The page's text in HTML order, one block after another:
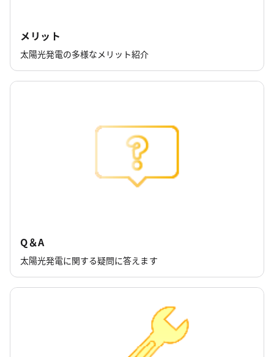
メリット
太陽光発電の多様なメリット紹介
Q＆A
太陽光発電に関する疑問に答えます